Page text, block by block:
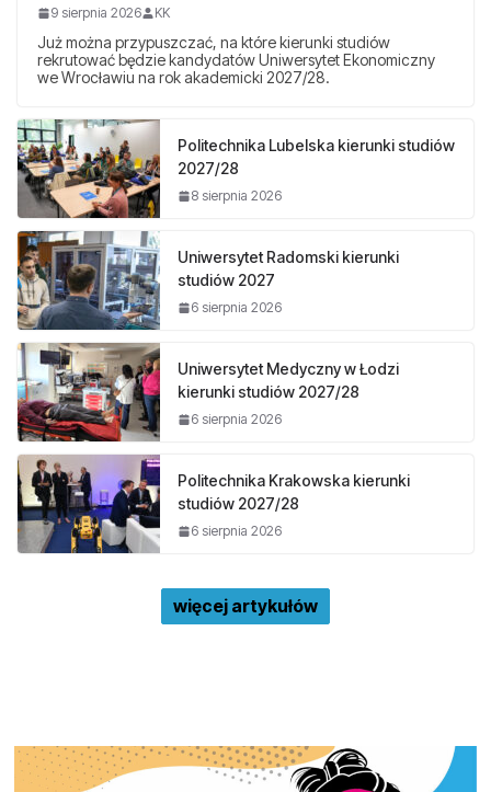
9 sierpnia 2026 KK
Już można przypuszczać, na które kierunki studiów
rekrutować będzie kandydatów Uniwersytet Ekonomiczny
we Wrocławiu na rok akademicki 2027/28.
Politechnika Lubelska kierunki studiów
2027/28
8 sierpnia 2026
Uniwersytet Radomski kierunki
studiów 2027
6 sierpnia 2026
Uniwersytet Medyczny w Łodzi
kierunki studiów 2027/28
6 sierpnia 2026
Politechnika Krakowska kierunki
studiów 2027/28
6 sierpnia 2026
więcej artykułów